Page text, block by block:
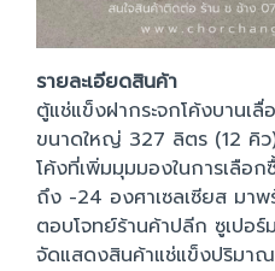
รายละเอียดสินค้า
ตู้แช่แข็งฝากระจกโค้งบานเ
ขนาดใหญ่ 327 ลิตร (12 คิว
โค้งที่เพิ่มมุมมองในการเลือ
ถึง -24 องศาเซลเซียส มาพ
ตอบโจทย์ร้านค้าปลีก ซูเปอ
จัดแสดงสินค้าแช่แข็งปริมา